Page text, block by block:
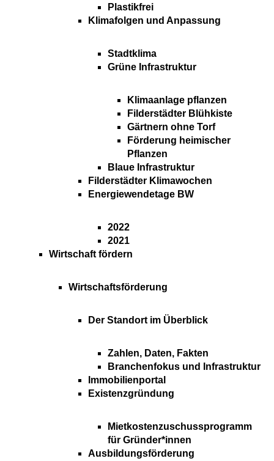
Plastikfrei
Klimafolgen und Anpassung
Stadtklima
Grüne Infrastruktur
Klimaanlage pflanzen
Filderstädter Blühkiste
Gärtnern ohne Torf
Förderung heimischer
Pflanzen
Blaue Infrastruktur
Filderstädter Klimawochen
Energiewendetage BW
2022
2021
Wirtschaft fördern
Wirtschaftsförderung
Der Standort im Überblick
Zahlen, Daten, Fakten
Branchenfokus und Infrastruktur
Immobilienportal
Existenzgründung
Mietkostenzuschussprogramm
für Gründer*innen
Ausbildungsförderung